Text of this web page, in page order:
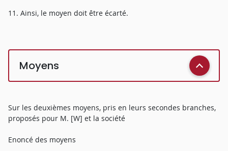
11. Ainsi, le moyen doit être écarté.
Moyens
Sur les deuxièmes moyens, pris en leurs secondes branches,
proposés pour M. [W] et la société
Enoncé des moyens